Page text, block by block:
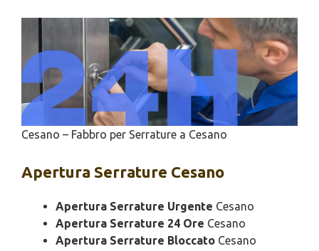
Cesano – Fabbro per Serrature a Cesano
Apertura Serrature Cesano
Apertura Serrature Urgente Cesano
Apertura Serrature 24 Ore Cesano
Apertura Serrature Bloccato Cesano